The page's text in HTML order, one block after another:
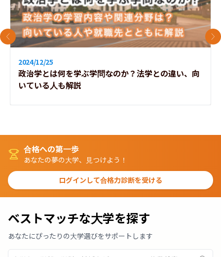
2024/12/25
政治学とは何を学ぶ学問なのか？法学との違い、向
いている人も解説
前のスライド 次
合格への第一歩
あなたの夢の大学、見つけよう！
ログインして合格力診断を受ける
ベストマッチな大学を探す
あなたにぴったりの大学選びをサポートします